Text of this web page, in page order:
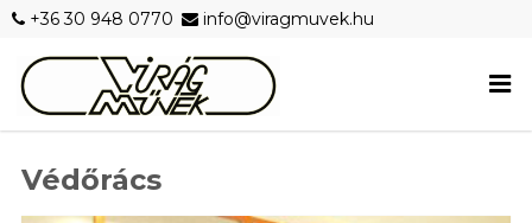
+36 30 948 0770 info@viragmuvek.hu
Védőrács